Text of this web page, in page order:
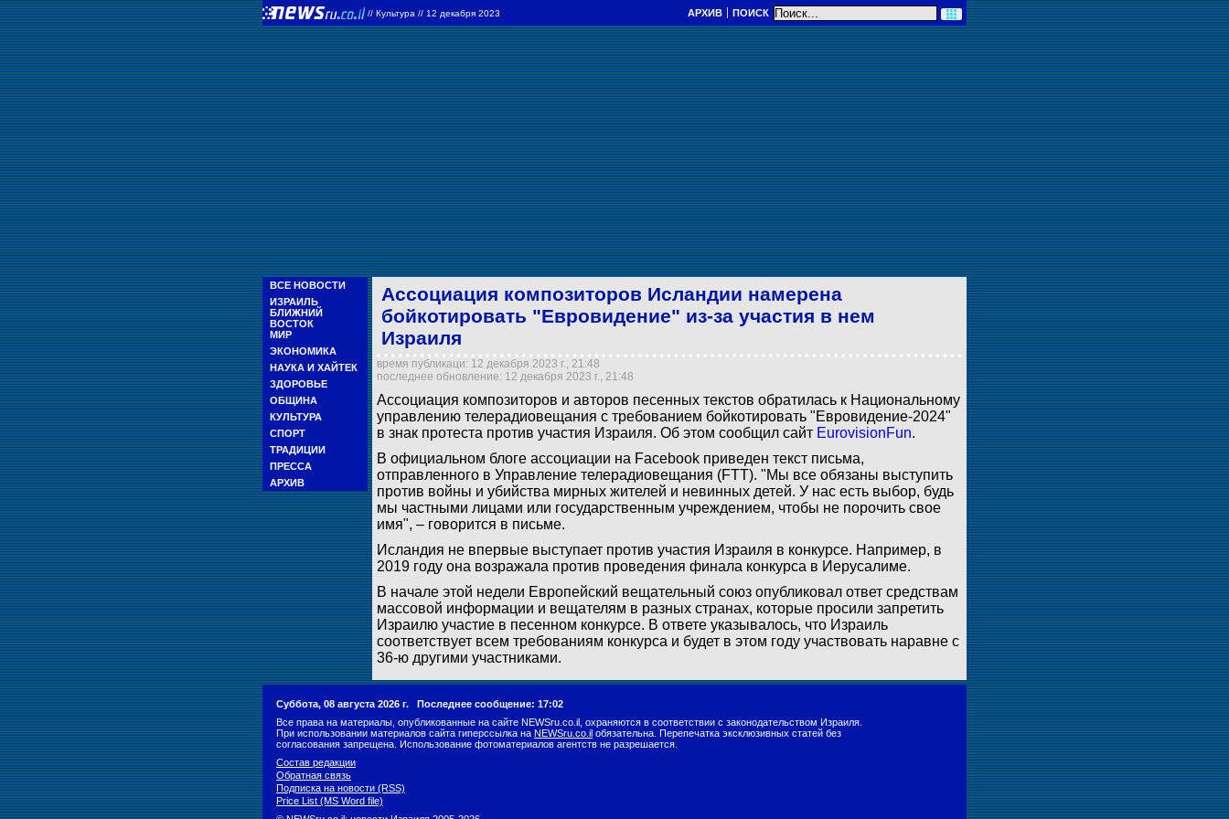
// Культура // 12 декабря 2023 АРХИВ ПОИСК
ВСЕ НОВОСТИ
ИЗРАИЛЬ
БЛИЖНИЙ
ВОСТОК
МИР
ЭКОНОМИКА
НАУКА И ХАЙТЕК
ЗДОРОВЬЕ
ОБЩИНА
КУЛЬТУРА
СПОРТ
ТРАДИЦИИ
ПРЕССА
АРХИВ
Ассоциация композиторов Исландии намерена
бойкотировать "Евровидение" из-за участия в нем
Израиля
время публикаци: 12 декабря 2023 г., 21:48
последнее обновление: 12 декабря 2023 г., 21:48
Ассоциация композиторов и авторов песенных текстов обратилась к Национальному
управлению телерадиовещания с требованием бойкотировать "Евровидение-2024"
в знак протеста против участия Израиля. Об этом сообщил сайт EurovisionFun.
В официальном блоге ассоциации на Facebook приведен текст письма,
отправленного в Управление телерадиовещания (FTT). "Мы все обязаны выступить
против войны и убийства мирных жителей и невинных детей. У нас есть выбор, будь
мы частными лицами или государственным учреждением, чтобы не порочить свое
имя", – говорится в письме.
Исландия не впервые выступает против участия Израиля в конкурсе. Например, в
2019 году она возражала против проведения финала конкурса в Иерусалиме.
В начале этой недели Европейский вещательный союз опубликовал ответ средствам
массовой информации и вещателям в разных странах, которые просили запретить
Израилю участие в песенном конкурсе. В ответе указывалось, что Израиль
соответствует всем требованиям конкурса и будет в этом году участвовать наравне с
36-ю другими участниками.
Суббота, 08 августа 2026 г. Последнее сообщение: 17:02
Все права на материалы, опубликованные на сайте NEWSru.co.il, охраняются в соответствии с законодательством Израиля.
При использовании материалов сайта гиперссылка на NEWSru.co.il обязательна. Перепечатка эксклюзивных статей без
согласования запрещена. Использование фотоматериалов агентств не разрешается.
Состав редакции
Обратная связь
Подписка на новости (RSS)
Price List (MS Word file)